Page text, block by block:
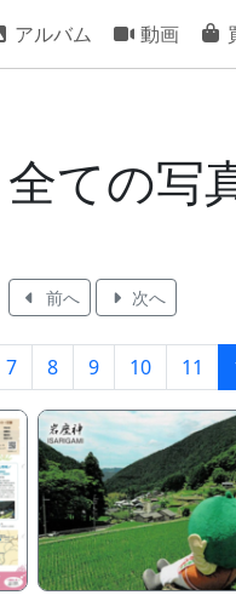
アルバム 動画
ての写
前へ 次へ
7 8 9 10 11